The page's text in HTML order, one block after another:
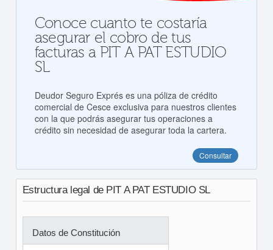
Conoce cuanto te costaría
asegurar el cobro de tus
facturas a PIT A PAT ESTUDIO
SL
Deudor Seguro Exprés es una póliza de crédito
comercial de Cesce exclusiva para nuestros clientes
con la que podrás asegurar tus operaciones a
crédito sin necesidad de asegurar toda la cartera.
Consultar
Estructura legal de PIT A PAT ESTUDIO SL
Datos de Constitución